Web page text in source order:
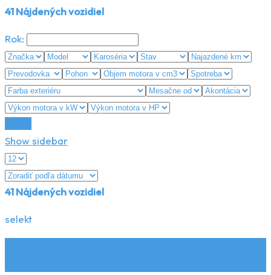
41Nájdených vozidiel
Rok:
Show sidebar
41Nájdených vozidiel
selekt